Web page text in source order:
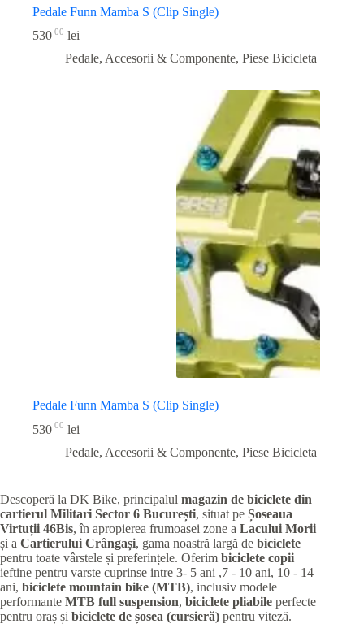
Pedale Funn Mamba S (Clip Single)
530 00 lei
Pedale, Accesorii & Componente, Piese Bicicleta
Pedale Funn Mamba S (Clip Single)
530 00 lei
Pedale, Accesorii & Componente, Piese Bicicleta
Descoperă la DK Bike, principalul magazin de biciclete din
cartierul Militari Sector 6 București, situat pe Șoseaua
Virtuții 46Bis, în apropierea frumoasei zone a Lacului Morii
și a Cartierului Crângași, gama noastră largă de biciclete
pentru toate vârstele și preferințele. Oferim biciclete copii
ieftine pentru varste cuprinse intre 3- 5 ani ,7 - 10 ani, 10 - 14
ani, biciclete mountain bike (MTB), inclusiv modele
performante MTB full suspension, biciclete pliabile perfecte
pentru oraș și biciclete de șosea (cursieră) pentru viteză.